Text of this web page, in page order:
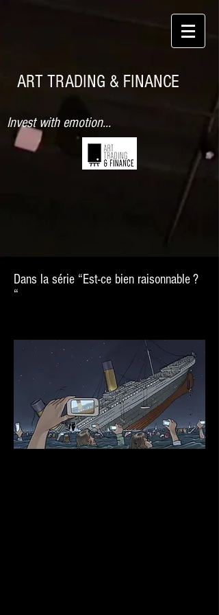
ART TRADING & FINANCE
Invest with emotion...
Dans la série “Est-ce bien raisonnable ?
“